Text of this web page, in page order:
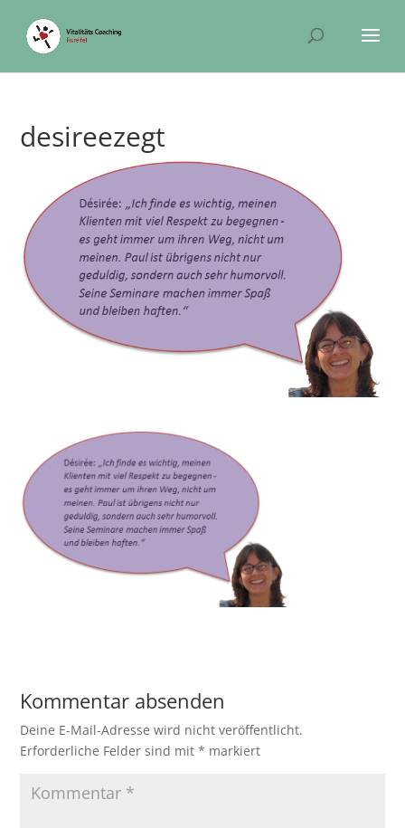
desireezegt
Kommentar absenden
Deine E-Mail-Adresse wird nicht veröffentlicht.
Erforderliche Felder sind mit* markiert